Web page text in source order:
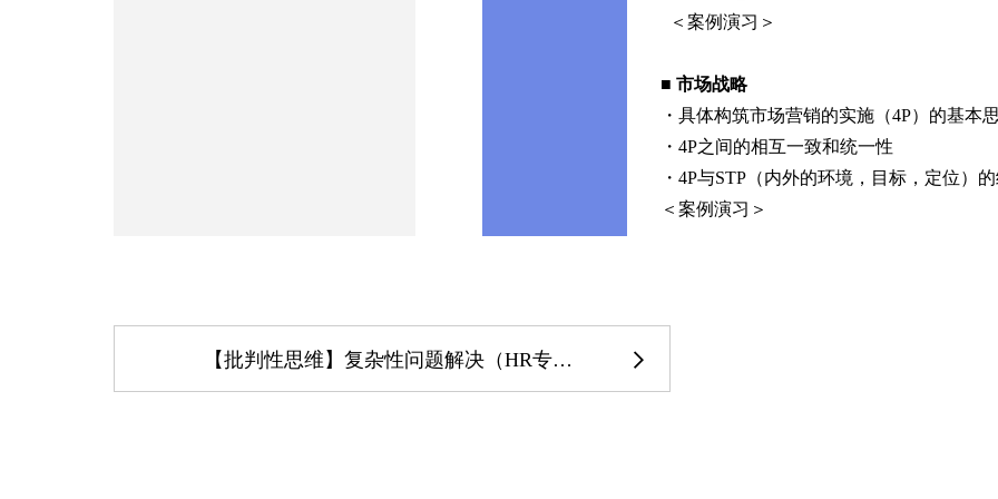
＜案例演习＞
■ 市场战略
・具体构筑市场营销的实施（4P）的基本
・4P之间的相互一致和统一性
・4P与STP（内外的环境，目标，定位）
＜案例演习＞
【批判性思维】复杂性问题解决（HR专场）